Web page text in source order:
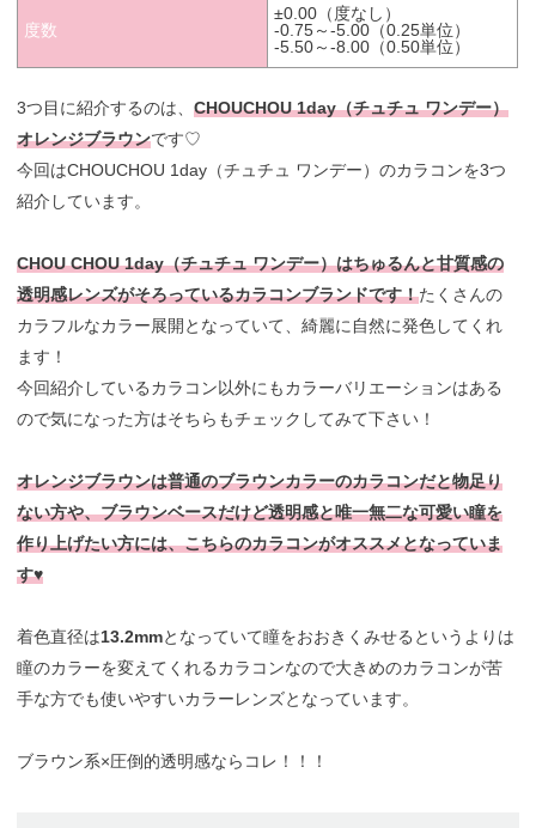
度数
±0.00（度なし）
-0.75～-5.00（0.25単位）
-5.50～-8.00（0.50単位）
3つ目に紹介するのは、CHOUCHOU 1day（チュチュ ワンデー）
オレンジブラウンです♡
今回はCHOUCHOU 1day（チュチュ ワンデー）のカラコンを3つ
紹介しています。
CHOU CHOU 1day（チュチュ ワンデー）はちゅるんと甘質感の
透明感レンズがそろっているカラコンブランドです！たくさんの
カラフルなカラー展開となっていて、綺麗に自然に発色してくれ
ます！
今回紹介しているカラコン以外にもカラーバリエーションはある
ので気になった方はそちらもチェックしてみて下さい！
オレンジブラウンは普通のブラウンカラーのカラコンだと物足り
ない方や、ブラウンベースだけど透明感と唯一無二な可愛い瞳を
作り上げたい方には、こちらのカラコンがオススメとなっていま
す♥
着色直径は13.2mmとなっていて瞳をおおきくみせるというよりは
瞳のカラーを変えてくれるカラコンなので大きめのカラコンが苦
手な方でも使いやすいカラーレンズとなっています。
ブラウン系×圧倒的透明感ならコレ！！！